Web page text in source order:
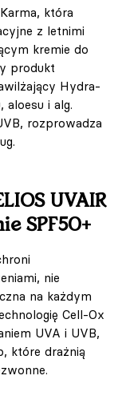
która
z letnimi
kremie do
produkt
Hydra-
aloesu i alg.
rozprowadza
UVAIR
SPF50+
nie
na każdym
Cell-Ox
UVA i UVB,
które drażnią